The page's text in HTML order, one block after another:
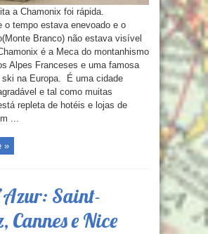
a Chamonix foi rápida.
o tempo estava enevoado e o
Branco) não estava visível
é a Meca do montanhismo
Alpes Franceses e uma famosa
ski na Europa. É uma cidade
e tal como muitas
repleta de hotéis e lojas de
...
»
Saint-
Cannes e Nice